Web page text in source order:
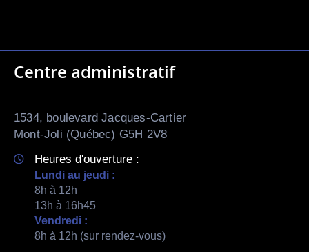
Centre administratif
1534, boulevard Jacques-Cartier
Mont-Joli (Québec) G5H 2V8
Heures d'ouverture :
Lundi au jeudi :
8h à 12h
13h à 16h45
Vendredi :
8h à 12h (sur rendez-vous)